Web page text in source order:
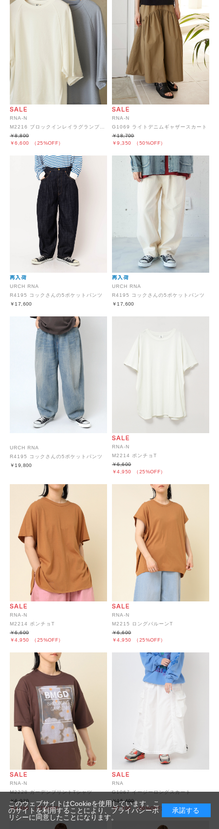
RNA-N
￥6,600 （25%OFF）
￥8,800
RNA-N
G1069 ライトデニムギャザースカート
￥9,350 （50%OFF）
￥18,700
URCH RNA
R4195 コックさんの5ポケットパンツ
￥17,600
URCH RNA
R4195 コックさんの5ポケットパンツ
￥17,600
URCH RNA
R4195 コックさんの5ポケットパンツ
￥19,800
RNA-N
M2214 ポンチョT
￥4,950 （25%OFF）
￥6,600
RNA-N
M2214 ポンチョT
￥4,950 （25%OFF）
￥6,600
RNA-N
M2215 ロングバルーンT
￥4,950 （25%OFF）
￥6,600
RNA-N
M2228 ガーデンプリントTシャツ
￥4,366 （37%OFF）
￥6,930
RNA
G1067 イージーロングスカート
￥7,700 （50%OFF）
￥15,400
このウェブサイトはCookieを使用しています。こ
のサイトを利用することにより、 プライバシーポ
リシーに同意したことになります。
承諾する